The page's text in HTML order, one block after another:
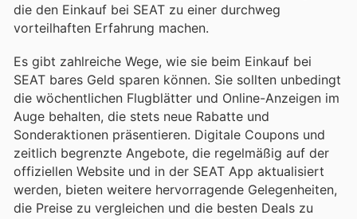
die den Einkauf bei SEAT zu einer durchweg
vorteilhaften Erfahrung machen.
Es gibt zahlreiche Wege, wie sie beim Einkauf bei
SEAT bares Geld sparen können. Sie sollten unbedingt
die wöchentlichen Flugblätter und Online-Anzeigen im
Auge behalten, die stets neue Rabatte und
Sonderaktionen präsentieren. Digitale Coupons und
zeitlich begrenzte Angebote, die regelmäßig auf der
offiziellen Website und in der SEAT App aktualisiert
werden, bieten weitere hervorragende Gelegenheiten,
die Preise zu vergleichen und die besten Deals zu